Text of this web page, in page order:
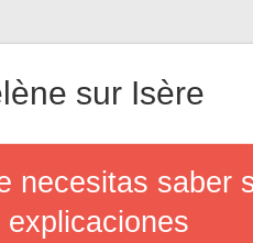
sur Isère
necesitas saber